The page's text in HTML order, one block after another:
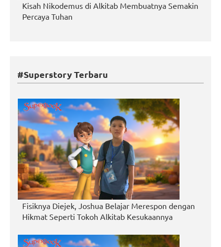
Kisah Nikodemus di Alkitab Membuatnya Semakin
Percaya Tuhan
#Superstory Terbaru
Fisiknya Diejek, Joshua Belajar Merespon dengan
Hikmat Seperti Tokoh Alkitab Kesukaannya